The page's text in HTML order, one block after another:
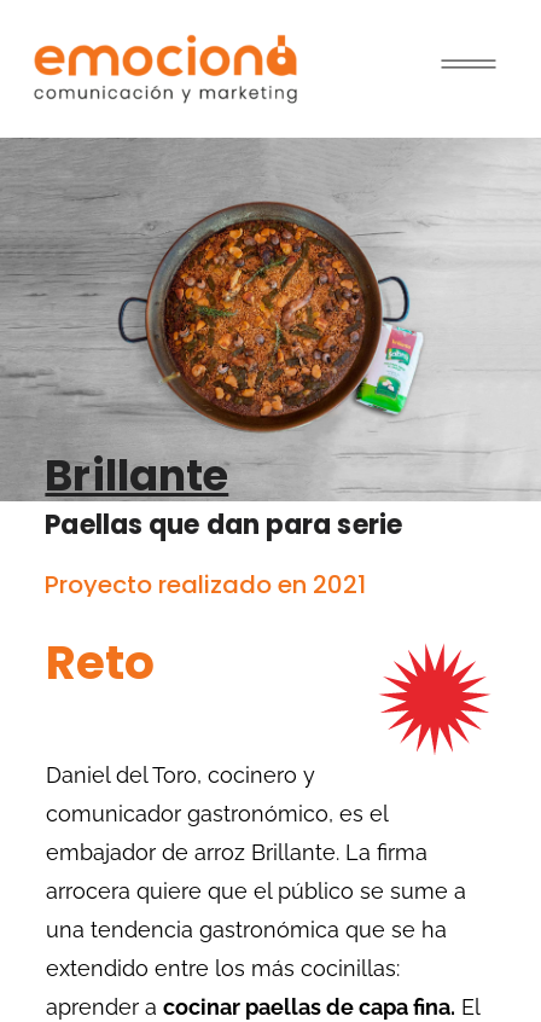
Brillante
Paellas que dan para serie
Proyecto realizado en 2021
Reto
Daniel del Toro, cocinero y
comunicador gastronómico, es el
embajador de arroz Brillante. La firma
arrocera quiere que el público se sume a
una tendencia gastronómica que se ha
extendido entre los más cocinillas:
aprender acocinar paellas de capa fina. El